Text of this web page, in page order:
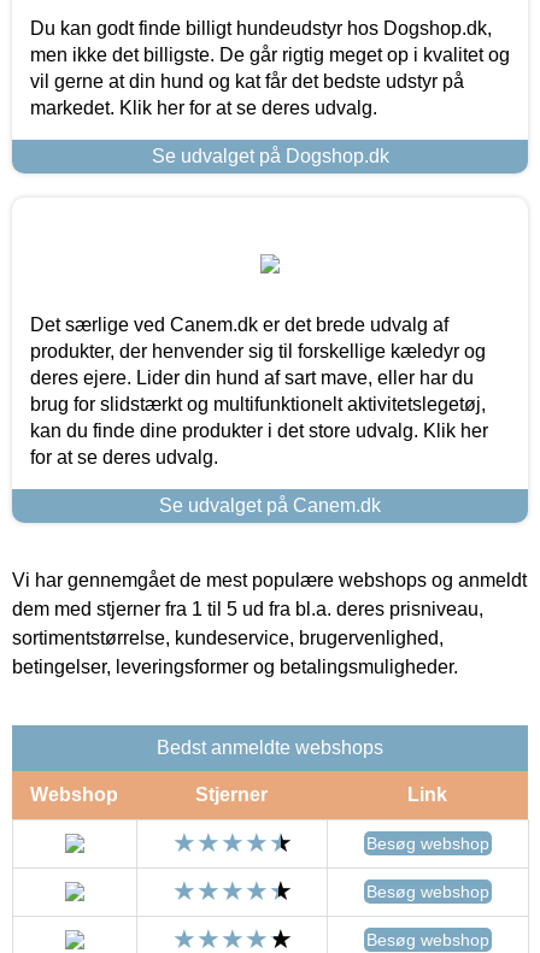
Du kan godt finde billigt hundeudstyr hos Dogshop.dk,
men ikke det billigste. De går rigtig meget op i kvalitet og
vil gerne at din hund og kat får det bedste udstyr på
markedet. Klik her for at se deres udvalg.
Se udvalget på Dogshop.dk
Det særlige ved Canem.dk er det brede udvalg af
produkter, der henvender sig til forskellige kæledyr og
deres ejere. Lider din hund af sart mave, eller har du
brug for slidstærkt og multifunktionelt aktivitetslegetøj,
kan du finde dine produkter i det store udvalg. Klik her
for at se deres udvalg.
Se udvalget på Canem.dk
Vi har gennemgået de mest populære webshops og anmeldt
dem med stjerner fra 1 til 5 ud fra bl.a. deres prisniveau,
sortimentstørrelse, kundeservice, brugervenlighed,
betingelser, leveringsformer og betalingsmuligheder.
Bedst anmeldte webshops
Webshop Stjerner Link
Besøg webshop
Besøg webshop
Besøg webshop